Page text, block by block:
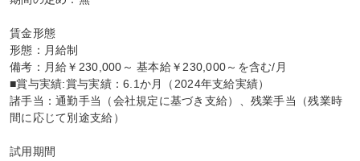
賃金形態
形態：月給制
備考：月給￥230,000～ 基本給￥230,000～を含む/月
■賞与実績:賞与実績：6.1か月（2024年支給実績）
諸手当：通勤手当（会社規定に基づき支給）、残業手当（残業時
間に応じて別途支給）
試用期間